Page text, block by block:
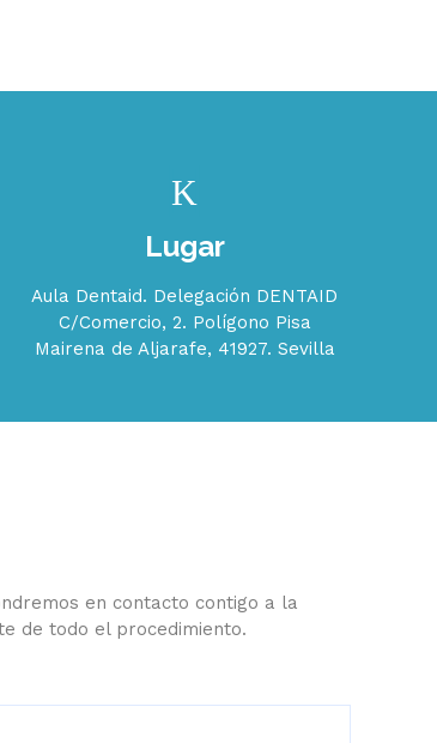
Lugar
Aula Dentaid. Delegación DENTAID
C/Comercio, 2. Polígono Pisa
Mairena de Aljarafe, 41927. Sevilla
en contacto contigo a la
de todo el procedimiento.